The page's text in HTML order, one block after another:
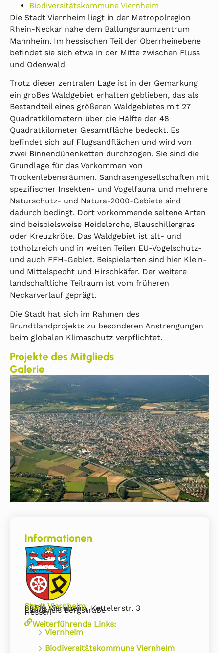
Biodiversitätskommune Viernheim
Die Stadt Viernheim liegt in der Metropolregion
Rhein-Neckar nahe dem Ballungsraumzentrum
Mannheim. Im hessischen Teil der Oberrheinebene
befindet sie sich etwa in der Mitte zwischen Fluss
und Odenwald.
Trotz dieser zentralen Lage ist in der Gemarkung
ein großes Waldgebiet erhalten geblieben, das als
Bestandteil eines größeren Waldgebietes mit 27
Quadratkilometern über die Hälfte der 48
Quadratkilometer Gesamtfläche bedeckt. Es
befindet sich auf Flugsandflächen und wird von
zwei Binnendünenketten durchzogen. Sie sind die
Grundlage für das Vorkommen von
Trockenlebensräumen. Sandrasengesellschaften mit
spezifischer Insekten- und Vogelfauna und mehrere
Naturschutz- und Natura-2000-Gebiete sind
dadurch bedingt. Dort vorkommende seltene Arten
sind beispielsweise Heidelerche, Blauschillergras
oder Kreuzkröte. Das Waldgebiet ist alt- und
totholzreich und in weiten Teilen EU-Vogelschutz-
und auch FFH-Gebiet. Beispielarten sind hier Klein-
und Mittelspecht und Hirschkäfer. Der weitere
landschaftliche Teilraum ist vom früheren
Neckarverlauf geprägt.
Die Stadt hat sich im Rahmen des
Brundtlandprojekts zu besonderen Anstrengungen
beim globalen Klimaschutz verpflichtet.
Projekte des Mitglieds
Galerie
Informationen
Stadt Viernheim
68519 Viernheim, Kettelerstr. 3
Landkreis Bergstraße
Hessen
Weiterführende Links:
Viernheim
Biodiversitätskommune Viernheim